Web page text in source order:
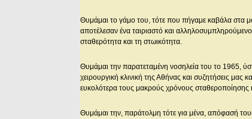
Θυμάμαι το γάμο του, τότε που πήγαμε καβάλα στα
αποτέλεσαν ένα ταιριαστό και αλληλοσυμπληρούμενο
σταθερότητα και τη στωικότητα.
Θυμάμαι την παρατεταμένη νοσηλεία του το 1965,
χειρουργική κλινική της Αθήνας και συζητήσεις
ευκολότερα τους μακρούς χρόνους σταθεροποίησης
Θυμάμαι την, παράτολμη τότε για μένα, απόφασή